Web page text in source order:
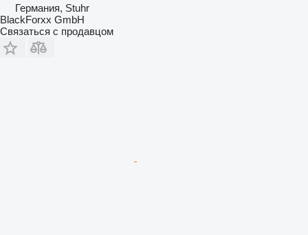
Германия, Stuhr
BlackForxx GmbH
Связаться с продавцом